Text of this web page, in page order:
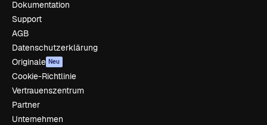
Dokumentation
Support
AGB
Datenschutzerklärung
Originale Neu
Cookie-Richtlinie
Vertrauenszentrum
Partner
Unternehmen